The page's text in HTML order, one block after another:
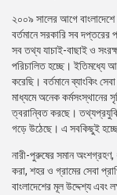
২০০৯ সালের আগে বাংলাদেশে
বর্তমানে সরকারি সব দপ্তরের
সব তথ্য যাচাই-বাছাই ও
পরিচালিত হচ্ছে। ইতিমধ্যে
করেছি। বর্তমানে ব্যাংকিং
মাধ্যমে অনেক কর্মসংস্থানের
ত্বরান্বিত করছে।
গড়ে উঠেছে। এ সবকিছুই
নারী-পুরুষের সমান অংশগ্রহণ,
করা, শহর ও গ্রামের সেবা
বাংলাদেশের মূল উদ্দেশ্য এবং